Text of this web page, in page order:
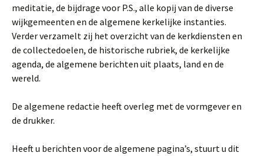
meditatie, de bijdrage voor P.S., alle kopij van de diverse
wijkgemeenten en de algemene kerkelijke instanties.
Verder verzamelt zij het overzicht van de kerkdiensten en
de collectedoelen, de historische rubriek, de kerkelijke
agenda, de algemene berichten uit plaats, land en de
wereld.
De algemene redactie heeft overleg met de vormgever en
de drukker.
Heeft u berichten voor de algemene pagina’s, stuurt u dit